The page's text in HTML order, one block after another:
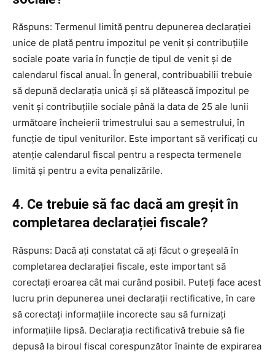
Răspuns: Termenul limită pentru depunerea declarației
unice de plată pentru impozitul pe venit și contribuțiile
sociale poate varia în funcție de tipul de venit și de
calendarul fiscal anual. În general, contribuabilii trebuie
să depună declarația unică și să plătească impozitul pe
venit și contribuțiile sociale până la data de 25 ale lunii
următoare încheierii trimestrului sau a semestrului, în
funcție de tipul veniturilor. Este important să verificați cu
atenție calendarul fiscal pentru a respecta termenele
limită și pentru a evita penalizările.
4. Ce trebuie să fac dacă am greșit în
completarea declarației fiscale?
Răspuns: Dacă ați constatat că ați făcut o greșeală în
completarea declarației fiscale, este important să
corectați eroarea cât mai curând posibil. Puteți face acest
lucru prin depunerea unei declarații rectificative, în care
să corectați informațiile incorecte sau să furnizați
informațiile lipsă. Declarația rectificativă trebuie să fie
depusă la biroul fiscal corespunzător înainte de expirarea